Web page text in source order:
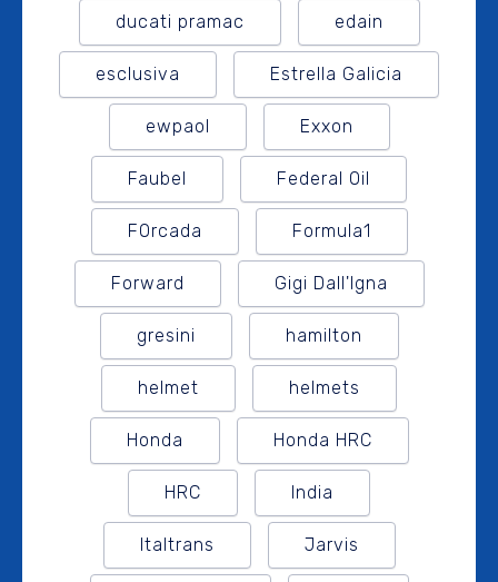
ducati pramac edain
esclusiva Estrella Galicia
ewpaol Exxon
Faubel Federal Oil
FOrcada Formula1
Forward Gigi Dall'Igna
gresini hamilton
helmet helmets
Honda Honda HRC
HRC India
Italtrans Jarvis